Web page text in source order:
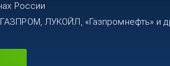
России
ЛУКОЙЛ, «Газпромнефть» и